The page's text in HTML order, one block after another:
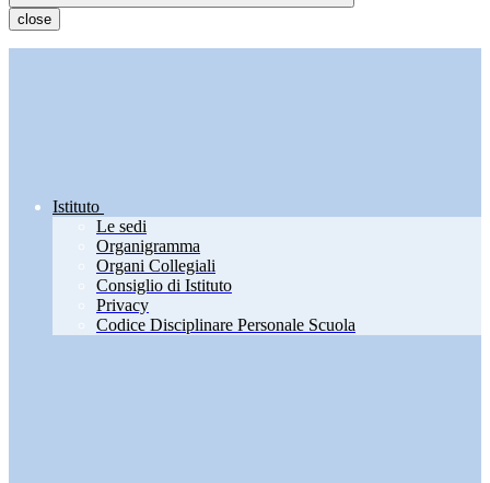
close
Istituto
Le sedi
Organigramma
Organi Collegiali
Consiglio di Istituto
Privacy
Codice Disciplinare Personale Scuola